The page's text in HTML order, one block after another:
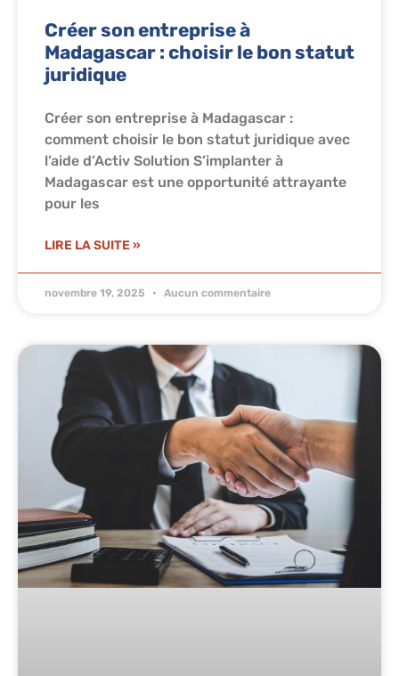
Créer son entreprise à
Madagascar : choisir le bon statut
juridique
Créer son entreprise à Madagascar :
comment choisir le bon statut juridique avec
l’aide d’Activ Solution S’implanter à
Madagascar est une opportunité attrayante
pour les
LIRE LA SUITE »
novembre 19, 2025 Aucun commentaire